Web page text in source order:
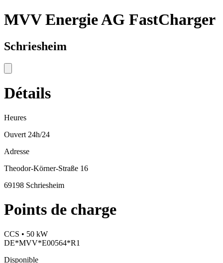
MVV Energie AG FastCharger
Schriesheim
Détails
Heures
Ouvert 24h/24
Adresse
Theodor-Körner-Straße 16
69198 Schriesheim
Points de charge
CCS • 50 kW
DE*MVV*E00564*R1
Disponible